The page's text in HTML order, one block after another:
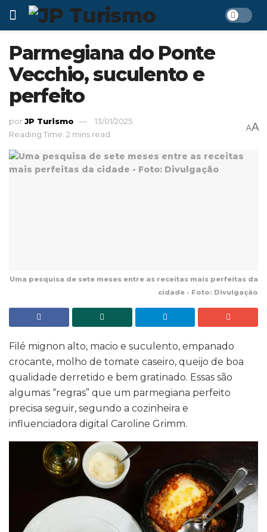
Parmegiana do Ponte
Vecchio, suculento e
perfeito
porJP Turismo
13/01/2025
Reading Time: 2 mins read
AA
Uma pesquisa de sete meses entre as receitas mais perfeitas da
cidade - Foto: Divulgação
Filé mignon alto, macio e suculento, empanado
crocante, molho de tomate caseiro, queijo de boa
qualidade derretido e bem gratinado. Essas são
algumas “regras” que um parmegiana perfeito
precisa seguir, segundo a cozinheira e
influenciadora digital Caroline Grimm.